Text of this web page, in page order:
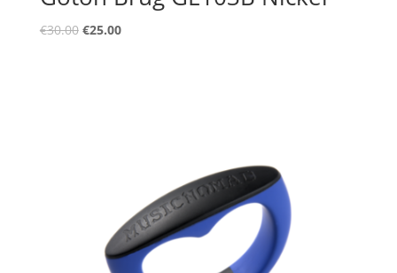
€30.00 Oorspronkelijke
€25.00Huidige